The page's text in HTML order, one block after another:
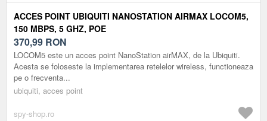
ACCES POINT UBIQUITI NANOSTATION AIRMAX LOCOM5,
150 MBPS, 5 GHZ, POE
370,99 RON
LOCOM5 este un acces point NanoStation airMAX, de la Ubiquiti.
Acesta se foloseste la implementarea retelelor wireless, functioneaza
pe o frecventa...
ubiquiti, acces point
spy-shop.ro